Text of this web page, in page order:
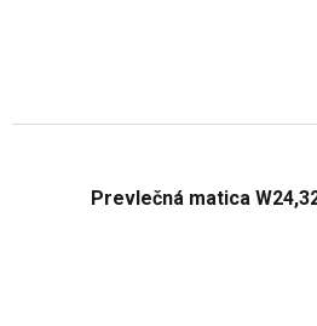
Prevlečná matica